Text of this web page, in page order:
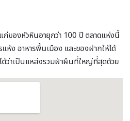
ก่ของหัวหินอายุกว่า 100 ปี ตลาดแห่งนี้
แห้ง อาหารพื้นเมือง และของฝากให้ได้
ด้ว่าเป็นแหล่งรวมผ้าผืนที่ใหญ่ที่สุดด้วย